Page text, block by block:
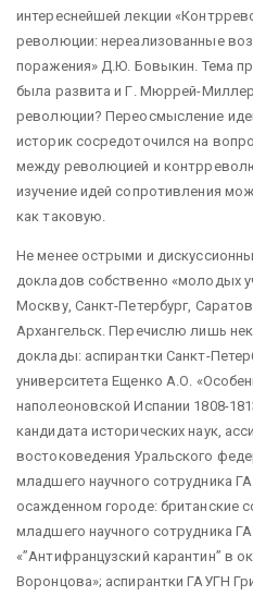
интереснейшей лекции
революции: нереализованные
поражения» Д.Ю. Бовыкин. Тема
была развита и Г. Мюррей-
революции? Переосмысление
историк сосредоточился на
между революцией и
изучение идей сопротивления
как таковую.
Не менее острыми и
докладов собственно «молодых
Москву, Санкт-Петербург,
Архангельск. Перечислю лишь
доклады: аспирантки Санкт-
университета Ещенко А.О.
наполеоновской Испании 1808-
кандидата исторических наук,
востоковедения Уральского
младшего научного сотрудника
осажденном городе: британские
младшего научного сотрудника
«”Антифранцузский карантин” в
Воронцова»; аспирантки ГАУГН